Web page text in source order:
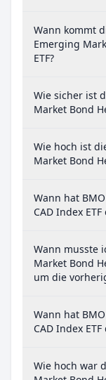
Wann kommt
Emerging
ETF?
Wie sicher ist
Market Bond
Wie hoch ist
Market Bond
Wann hat
CAD Index
Wann musste
Market Bond
um die
Wann hat
CAD Index
Wie hoch war